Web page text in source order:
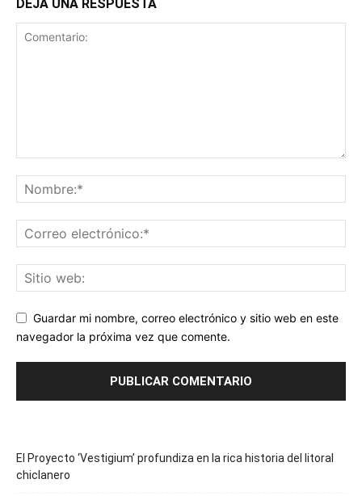
DEJA UNA RESPUESTA
Guardar mi nombre, correo electrónico y sitio web en este
navegador la próxima vez que comente.
El Proyecto ‘Vestigium’ profundiza en la rica historia del litoral
chiclanero